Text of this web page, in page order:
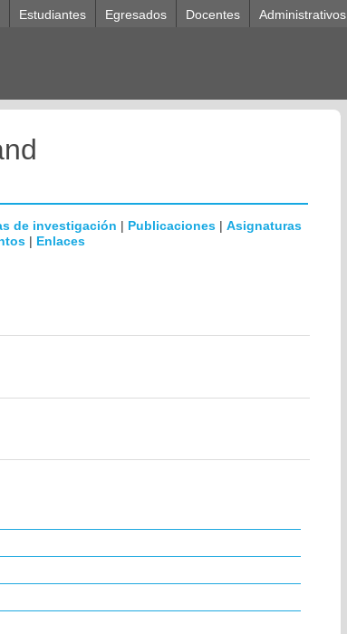
Estudiantes Egresados Docentes Administrativos
de investigación | Publicaciones | Asignaturas
| Enlaces